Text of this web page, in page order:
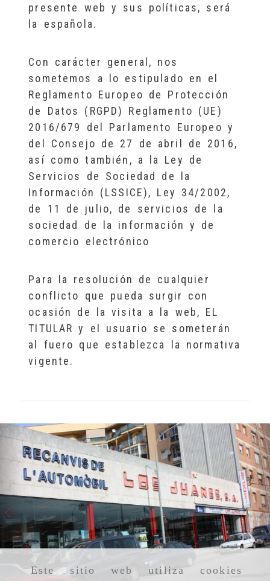
Este sitio web utiliza cookies
presente web y sus políticas, será
la española.
Con carácter general, nos
sometemos a lo estipulado en el
Reglamento Europeo de Protección
de Datos (RGPD) Reglamento (UE)
2016/679 del Parlamento Europeo y
del Consejo de 27 de abril de 2016,
así como también, a la Ley de
Servicios de Sociedad de la
Información (LSSICE), Ley 34/2002,
de 11 de julio, de servicios de la
sociedad de la información y de
comercio electrónico
Para la resolución de cualquier
conflicto que pueda surgir con
ocasión de la visita a la web, EL
TITULAR y el usuario se someterán
al fuero que establezca la normativa
vigente.
Anterior